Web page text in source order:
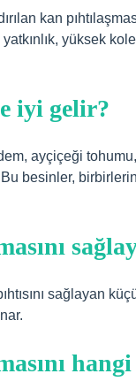
kan
yüksek
iyi gelir?
ayçiçeği
besinler,
sağlayan